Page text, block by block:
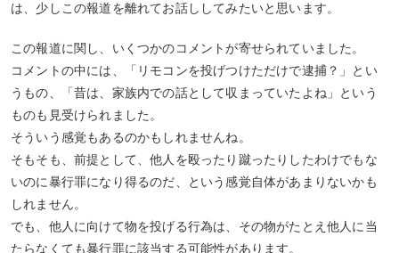
は、少しこの報道を離れてお話ししてみたいと思います。
この報道に関し、いくつかのコメントが寄せられていました。
コメントの中には、「リモコンを投げつけただけで逮捕？」とい
うもの、「昔は、家族内での話として収まっていたよね」という
ものも見受けられました。
そういう感覚もあるのかもしれませんね。
そもそも、前提として、他人を殴ったり蹴ったりしたわけでもな
いのに暴行罪になり得るのだ、という感覚自体があまりないかも
しれません。
でも、他人に向けて物を投げる行為は、その物がたとえ他人に当
たらなくても暴行罪に該当する可能性があります。